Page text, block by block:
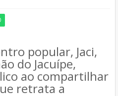
popular, Jaci,
do Jacuípe,
ao compartilhar
retrata a